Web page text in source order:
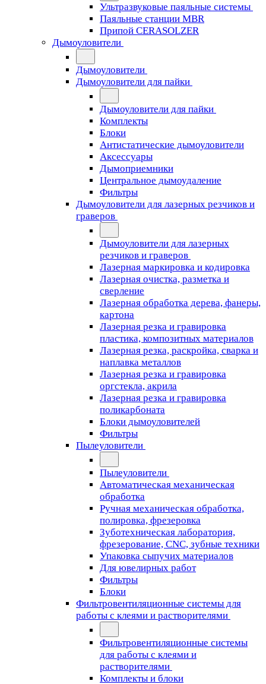
Ультразвуковые паяльные системы
Паяльные станции MBR
Припой CERASOLZER
Дымоуловители
Дымоуловители
Дымоуловители для пайки
Дымоуловители для пайки
Комплекты
Блоки
Антистатические дымоуловители
Аксессуары
Дымоприемники
Центральное дымоудаление
Фильтры
Дымоуловители для лазерных резчиков и
граверов
Дымоуловители для лазерных
резчиков и граверов
Лазерная маркировка и кодировка
Лазерная очистка, разметка и
сверление
Лазерная обработка дерева, фанеры,
картона
Лазерная резка и гравировка
пластика, композитных материалов
Лазерная резка, раскройка, сварка и
наплавка металлов
Лазерная резка и гравировка
оргстекла, акрила
Лазерная резка и гравировка
поликарбоната
Блоки дымоуловителей
Фильтры
Пылеуловители
Пылеуловители
Автоматическая механическая
обработка
Ручная механическая обработка,
полировка, фрезеровка
Зуботехническая лаборатория,
фрезерование, CNC, зубные техники
Упаковка сыпучих материалов
Для ювелирных работ
Фильтры
Блоки
Фильтровентиляционные системы для
работы с клеями и растворителями
Фильтровентиляционные системы
для работы с клеями и
растворителями
Комплекты и блоки